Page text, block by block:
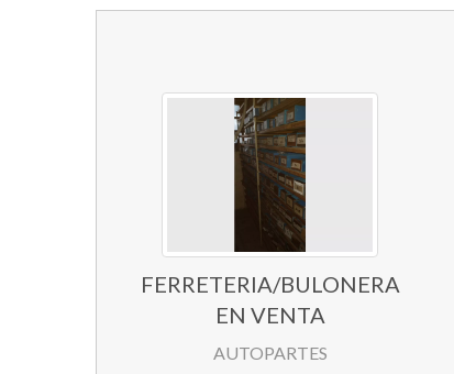
FERRETERIA/BULONERA
EN VENTA
AUTOPARTES